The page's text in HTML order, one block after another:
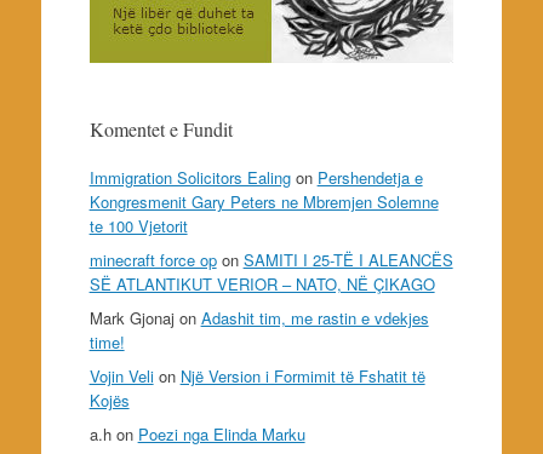
Komentet e Fundit
Immigration Solicitors Ealingon Pershendetja e
Kongresmenit Gary Peters ne Mbremjen Solemne
te 100 Vjetorit
minecraft force opon SAMITI I 25-TË I ALEANCËS
SË ATLANTIKUT VERIOR – NATO, NË ÇIKAGO
Mark Gjonaj on Adashit tim, me rastin e vdekjes
time!
Vojin Velion Një Version i Formimit të Fshatit të
Kojës
a.hon Poezi nga Elinda Marku